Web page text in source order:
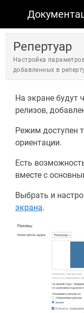
Репертуар
Настройка
добавленных в
На экране будут
релизов,
Режим доступен
ориентации.
Есть
вместе с
Выбрать и
экрана.